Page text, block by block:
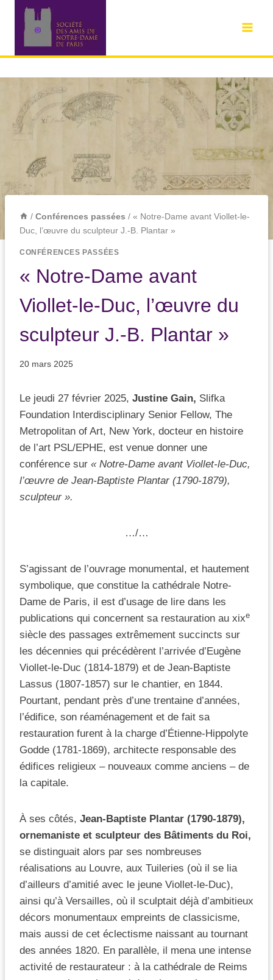
/ Conférences passées / « Notre-Dame avant Viollet-le-
Duc, l’œuvre du sculpteur J.-B. Plantar »
CONFÉRENCES PASSÉES
« Notre-Dame avant
Viollet-le-Duc, l’œuvre du
sculpteur J.-B. Plantar »
20 mars 2025
Le jeudi 27 février 2025, Justine Gain, Slifka
Foundation Interdisciplinary Senior Fellow, The
Metropolitan of Art, New York, docteur en histoire
de l’art PSL/EPHE, est venue donner une
conférence sur « Notre-Dame avant Viollet-le-Duc,
l’œuvre de Jean-Baptiste Plantar (1790-1879),
sculpteur ».
…/…
S’agissant de l’ouvrage monumental, et hautement
symbolique, que constitue la cathédrale Notre-
Dame de Paris, il est d’usage de lire dans les
publications qui concernent sa restauration au xixe
siècle des passages extrêmement succincts sur
les décennies qui précédèrent l’arrivée d’Eugène
Viollet-le-Duc (1814-1879) et de Jean-Baptiste
Lassus (1807-1857) sur le chantier, en 1844.
Pourtant, pendant près d’une trentaine d’années,
l’édifice, son réaménagement et de fait sa
restauration furent à la charge d’Étienne-Hippolyte
Godde (1781-1869), architecte responsable des
édifices religieux – nouveaux comme anciens – de
la capitale.
À ses côtés, Jean-Baptiste Plantar (1790-1879),
ornemaniste et sculpteur des Bâtiments du Roi,
se distinguait alors par ses nombreuses
réalisations au Louvre, aux Tuileries (où il se lia
d’ailleurs d’amitié avec le jeune Viollet-le-Duc),
ainsi qu’à Versailles, où il sculptait déjà d’ambitieux
décors monumentaux empreints de classicisme,
mais aussi de cet éclectisme naissant au tournant
des années 1820. En parallèle, il mena une intense
activité de restaurateur : à la cathédrale de Reims